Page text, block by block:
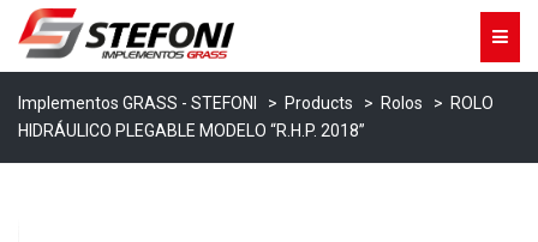
Implementos GRASS - STEFONI > Products > Rolos > ROLO
HIDRÁULICO PLEGABLE MODELO “R.H.P. 2018”